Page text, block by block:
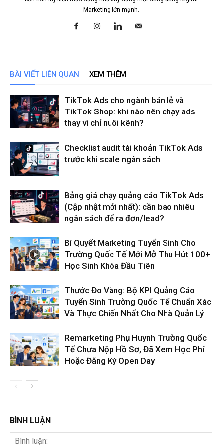
Marketing lớn mạnh.
BÀI VIẾT LIÊN QUAN XEM THÊM
TikTok Ads cho ngành bán lẻ và
TikTok Shop: khi nào nên chạy ads
thay vì chỉ nuôi kênh?
Checklist audit tài khoản TikTok Ads
trước khi scale ngân sách
Bảng giá chạy quảng cáo TikTok Ads
(Cập nhật mới nhất): cần bao nhiêu
ngân sách để ra đơn/lead?
Bí Quyết Marketing Tuyển Sinh Cho
Trường Quốc Tế Mới Mở Thu Hút 100+
Học Sinh Khóa Đầu Tiên
Thước Đo Vàng: Bộ KPI Quảng Cáo
Tuyển Sinh Trường Quốc Tế Chuẩn Xác
Và Thực Chiến Nhất Cho Nhà Quản Lý
Remarketing Phụ Huynh Trường Quốc
Tế Chưa Nộp Hồ Sơ, Đã Xem Học Phí
Hoặc Đăng Ký Open Day
BÌNH LUẬN